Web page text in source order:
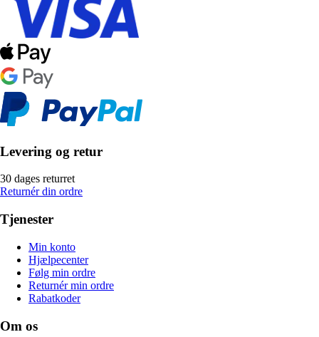
Levering og retur
30 dages returret
Returnér din ordre
Tjenester
Min konto
Hjælpecenter
Følg min ordre
Returnér min ordre
Rabatkoder
Om os